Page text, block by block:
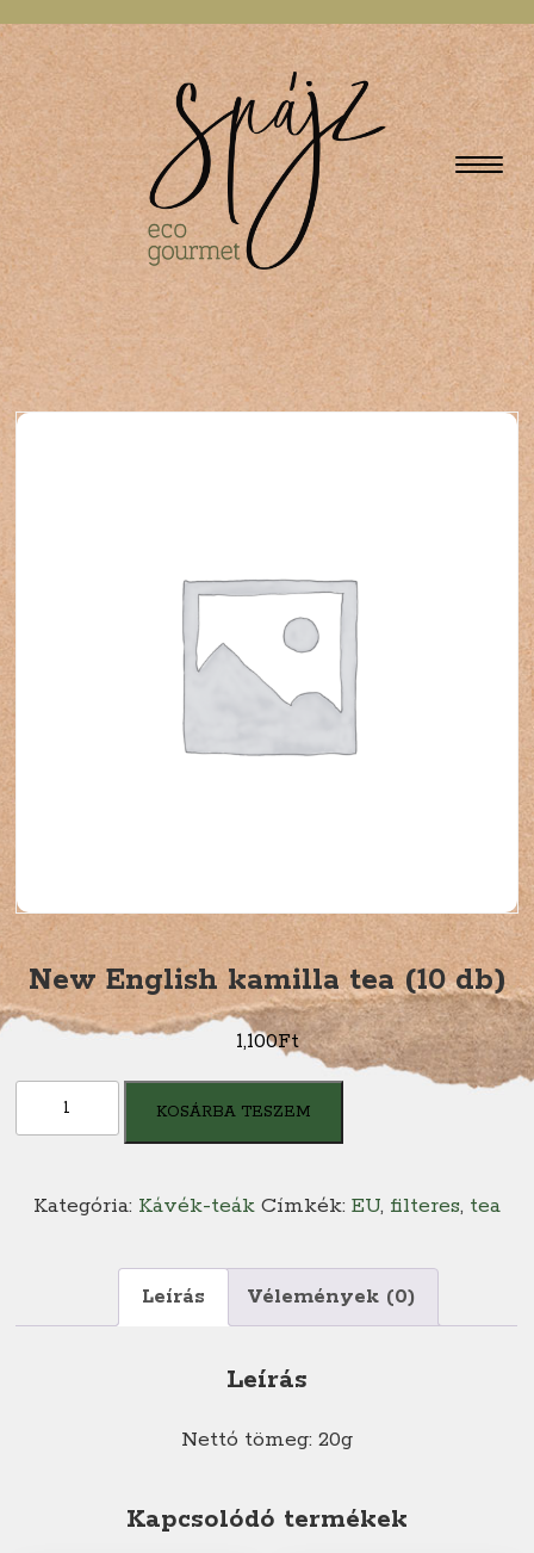
New English kamilla tea (10 db)
1,100Ft
English
tea
KOSÁRBA TESZEM
Kategória: Kávék-teák Címkék: EU, filteres, tea
Leírás Vélemények (0)
Leírás
Nettó tömeg: 20g
Kapcsolódó termékek